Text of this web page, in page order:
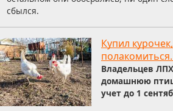
сбылся.
Купил
Владельцев
домашнюю
учет до 1